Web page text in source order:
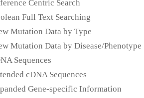
Centric Search
Full Text Searching
Mutation Data by Type
Mutation Data by Disease/Phenotype
Sequences
cDNA Sequences
Gene-specific Information